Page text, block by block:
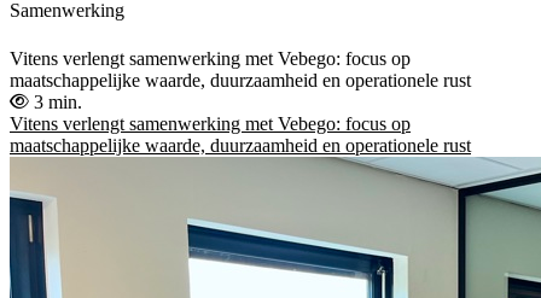
Samenwerking
Vitens verlengt samenwerking met Vebego: focus op
maatschappelijke waarde, duurzaamheid en operationele rust
3 min.
Vitens verlengt samenwerking met Vebego: focus op
maatschappelijke waarde, duurzaamheid en operationele rust